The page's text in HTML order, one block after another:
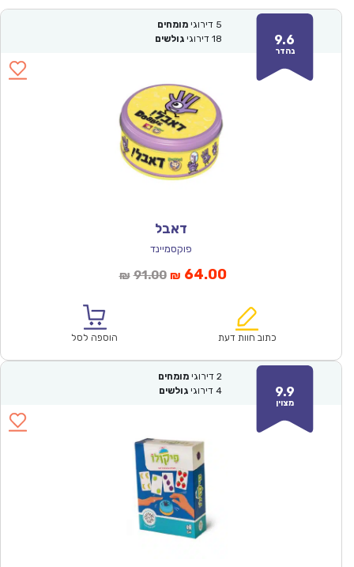
9.6
נהדר
5 דירוגי מומחים
18 דירוגי גולשים
דאבל
פוקסמיינד
₪ 91.00המחיר
₪91.00.
₪ 64.00המחיר
הוא:
כתוב חוות דעת הוספה לסל
9.9
מצוין
2 דירוגי מומחים
4 דירוגי גולשים